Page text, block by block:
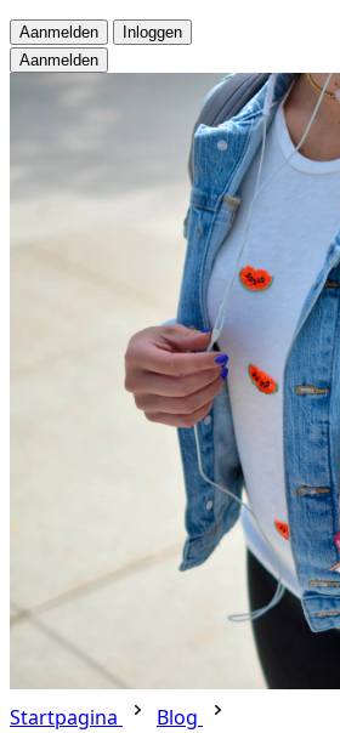
Aanmelden
Inloggen
Aanmelden
Startpagina Blog